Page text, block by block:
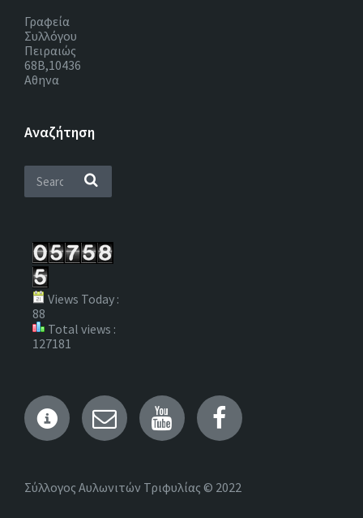
Γραφεία
Συλλόγου
Πειραιώς
68Β,10436
Αθηνα
Αναζήτηση
Views Today :
88
Total views :
127181
Wikipedia
Email YouTubeFacebook
Σύλλογος Αυλωνιτών Τριφυλίας © 2022